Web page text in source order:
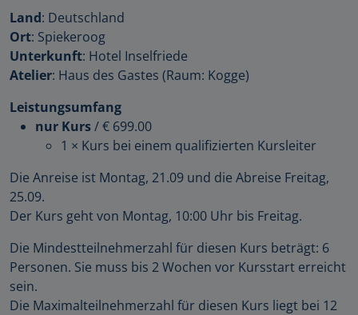
Land: Deutschland
Ort: Spiekeroog
Unterkunft: Hotel Inselfriede
Atelier: Haus des Gastes (Raum: Kogge)
Leistungsumfang
nur Kurs/€ 699.00
1 × Kurs bei einem qualifizierten Kursleiter
Die Anreise ist Montag, 21.09 und die Abreise Freitag,
25.09.
Der Kurs geht von Montag, 10:00 Uhr bis Freitag.
Die Mindestteilnehmerzahl für diesen Kurs beträgt: 6
Personen. Sie muss bis 2 Wochen vor Kursstart erreicht
sein.
Die Maximalteilnehmerzahl für diesen Kurs liegt bei 12